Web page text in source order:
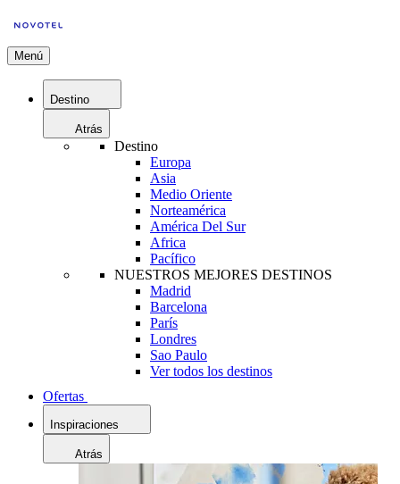
Menú
Destino
Atrás
Destino
Europa
Asia
Medio Oriente
Norteamérica
América Del Sur
Africa
Pacífico
NUESTROS MEJORES DESTINOS
Madrid
Barcelona
París
Londres
Sao Paulo
Ver todos los destinos
Ofertas
Inspiraciones
Atrás